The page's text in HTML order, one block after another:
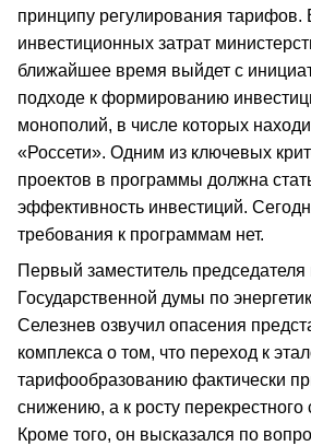
принципу регулирования тарифов.
инвестиционных затрат
ближайшее время выйдет с
подходе к формированию
монополий, в числе которых
«Россети». Одним из ключевых
проектов в программы должна
эффективность инвестиций.
требования к программам нет.
Первый заместитель председателя
Государственной думы по
Селезнев озвучил опасения
комплекса о том, что переход к
тарифообразованию фактически
снижению, а к росту перекрестного
Кроме того, он высказался по